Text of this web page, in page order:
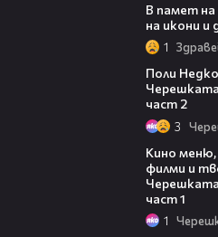
В памет
на икони и
1
Поли
част 2
3
Кино меню,
филми и
част 1
1